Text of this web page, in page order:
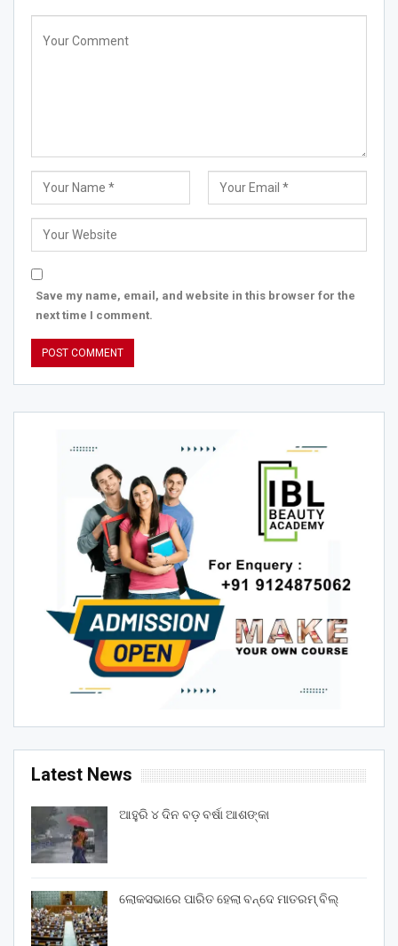
Save my name, email, and website in this browser for the
next time I comment.
Latest News
ଆହୁରି ୪ ଦିନ ବଡ଼ ବର୍ଷା ଆଶଙ୍କା
ଲୋକସଭାରେ ପାରିତ ହେଲା ବନ୍ଦେ ମାତରମ୍‌ ବିଲ୍‌